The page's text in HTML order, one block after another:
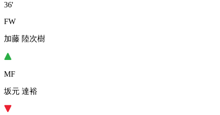
36'
FW
加藤 陸次樹
MF
坂元 達裕